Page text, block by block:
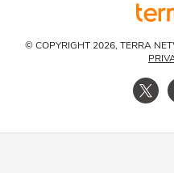
© COPYRIGHT 2026, TERRA